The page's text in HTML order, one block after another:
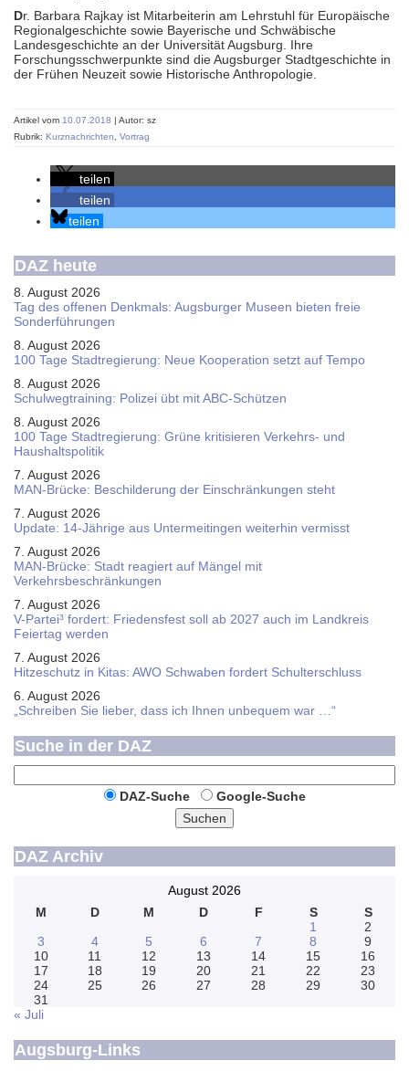
Dr. Barbara Rajkay ist Mitarbeiterin am Lehrstuhl für Europäische
Regionalgeschichte sowie Bayerische und Schwäbische
Landesgeschichte an der Universität Augsburg. Ihre
Forschungsschwerpunkte sind die Augsburger Stadtgeschichte in
der Frühen Neuzeit sowie Historische Anthropologie.
Artikel vom 10.07.2018 | Autor: sz
Rubrik: Kurznachrichten Vortrag
teilen
teilen
teilen
DAZ heute
8. August 2026
Tag des offenen Denkmals: Augsburger Museen bieten freie
Sonderführungen
8. August 2026
100 Tage Stadtregierung: Neue Kooperation setzt auf Tempo
8. August 2026
Schul­weg­trai­ning: Poli­zei übt mit ABC-Schüt­zen
8. August 2026
100 Tage Stadtregierung: Grüne kritisieren Verkehrs- und
Haushaltspolitik
7. August 2026
MAN-Brücke: Beschilderung der Einschränkungen steht
7. August 2026
Update: 14-Jährige aus Untermeitingen weiterhin vermisst
7. August 2026
MAN-Brücke: Stadt reagiert auf Mängel mit
Verkehrsbeschränkungen
7. August 2026
V-Partei­³ fordert: Friedens­fest soll ab 2027 auch im Land­kreis
Feier­tag werden
7. August 2026
Hitzeschutz in Kitas: AWO Schwaben fordert Schulterschluss
6. August 2026
„Schreiben Sie lieber, dass ich Ihnen unbequem war …“
Suche in der DAZ
DAZ-Suche
Google-Suche
Suchen
DAZ Archiv
August 2026
M
D M D F S
S
1
2
3
4 5 6 7 8
9
10
11 12 13 14 15
16
17
18 19 20 21 22
23
24
25 26 27 28 29
30
31
« Juli
Augsburg-Links